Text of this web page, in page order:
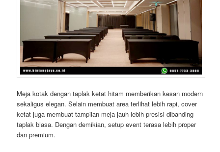
Meja kotak dengan taplak ketat hitam memberikan kesan modern
sekaligus elegan. Selain membuat area terlihat lebih rapi, cover
ketat juga membuat tampilan meja jauh lebih presisi dibanding
taplak biasa. Dengan demikian, setup event terasa lebih proper
dan premium.